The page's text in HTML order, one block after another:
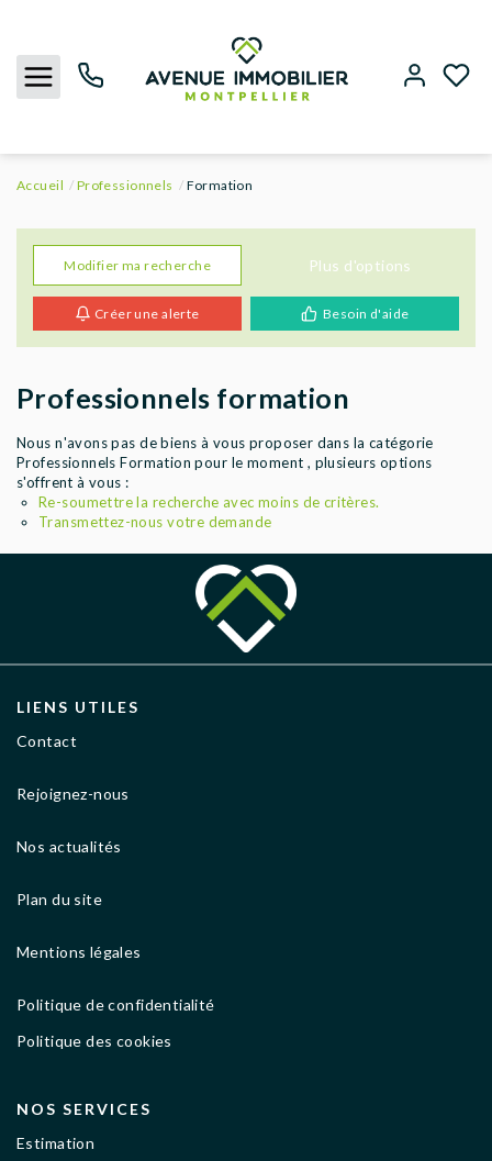
ACHETER
LOUER
BIENS VENDUS
ESTIMER
AGENCES
Accueil Professionnels Formation
Modifier ma recherche Plus d'options
Créer une alerte Besoin d'aide
Professionnels formation
Nous n'avons pas de biens à vous proposer dans la catégorie
Professionnels Formation pour le moment , plusieurs options
s'offrent à vous :
Re-soumettre la recherche avec moins de critères.
Transmettez-nous votre demande
LIENS UTILES
Contact
Rejoignez-nous
Nos actualités
Plan du site
Mentions légales
Politique de confidentialité
Politique des cookies
NOS SERVICES
Estimation